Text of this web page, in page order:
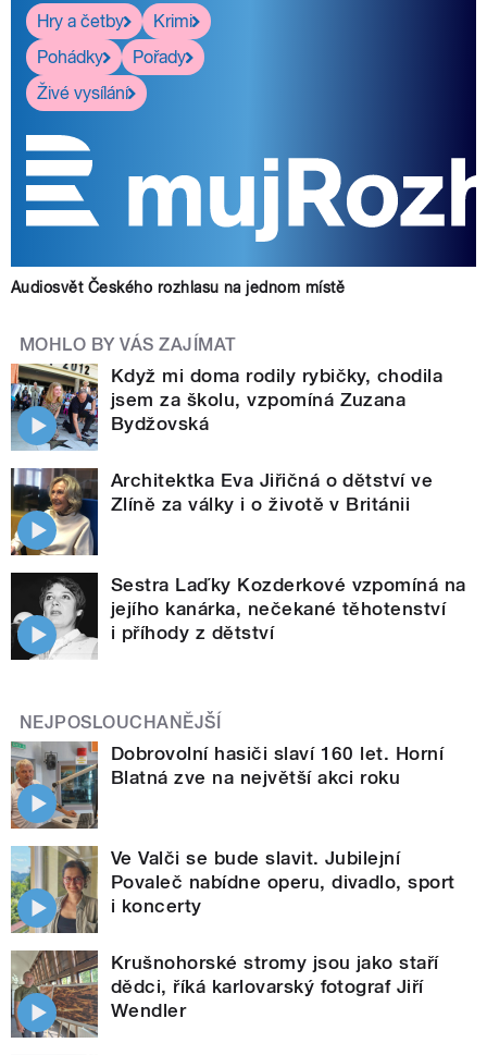
Hry a četby
Krimi
Pohádky
Pořady
Živé vysílání
Audiosvět Českého rozhlasu na jednom místě
MOHLO BY VÁS ZAJÍMAT
Když mi doma rodily rybičky, chodila
jsem za školu, vzpomíná Zuzana
Bydžovská
Architektka Eva Jiřičná o dětství ve
Zlíně za války i o životě v Británii
Sestra Laďky Kozderkové vzpomíná na
jejího kanárka, nečekané těhotenství
i příhody z dětství
NEJPOSLOUCHANĚJŠÍ
Dobrovolní hasiči slaví 160 let. Horní
Blatná zve na největší akci roku
Ve Valči se bude slavit. Jubilejní
Povaleč nabídne operu, divadlo, sport
i koncerty
Krušnohorské stromy jsou jako staří
dědci, říká karlovarský fotograf Jiří
Wendler